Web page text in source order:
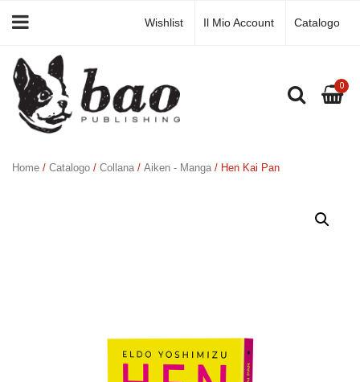
Wishlist Il Mio Account Catalogo
0
Home / Catalogo / Collana / Aiken - Manga / Hen Kai Pan